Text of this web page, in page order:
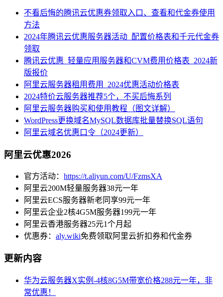
不看后悔的腾讯云优惠券领取入口、查看和代金券使用
方法
2024年腾讯云优惠服务器活动_配置价格表和千元代金券
领取
腾讯云优惠_轻量应用服务器和CVM费用价格表_2024新
版报价
阿里云服务器租用费用_2024优惠活动价格表
2024特价云服务器推荐5个，不买后悔系列
阿里云服务器购买和使用教程（图文详解）
WordPress更换域名MySQL数据库批量替换SQL语句
阿里云域名优惠口令（2024更新）
阿里云优惠2026
官方活动： https://t.aliyun.com/U/FzmsXA
阿里云200M轻量服务器38元一年
阿里云ECS服务器新老同享99元一年
阿里云企业2核4G5M服务器199元一年
阿里云香港服务器25元1个月起
优惠券： aly.wiki免费领取阿里云折扣券和代金券
更新内容
华为云服务器X实例-4核8G5M带宽价格288元一年，非
常优惠！